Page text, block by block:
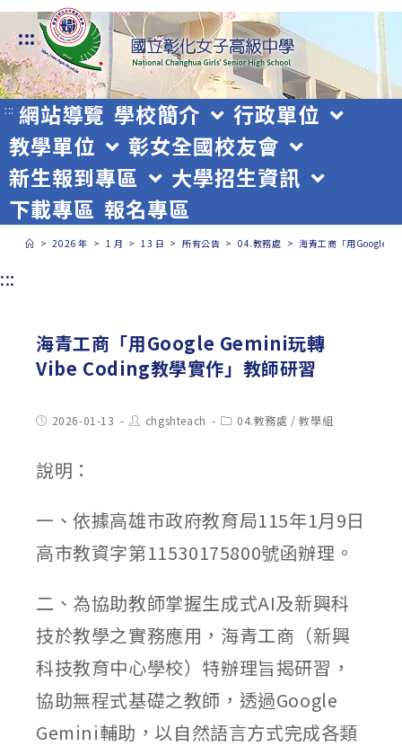
跳
轉
至
主
要
內
容
:::
::: 網站導覽 學校簡介
行政單位
教學單位
彰女全國校友會
新生報到專區
大學招生資訊
下載專區 報名專區
> 2026 年 > 1 月 > 13 日 > 所有公告 > 04.教務處 > 海青工商「用Google
:::
海青工商「用Google Gemini玩轉
Vibe Coding教學實作」教師研習
Post2026-01-13
Post
author:
chgshteach
Post04.教務處 / 教學組
說明：
一、依據高雄市政府教育局115年1月9日
高市教資字第11530175800號函辦理。
二、為協助教師掌握生成式AI及新興科
技於教學之實務應用，海青工商（新興
科技教育中心學校）特辦理旨揭研習，
協助無程式基礎之教師，透過Google
Gemini輔助，以自然語言方式完成各類